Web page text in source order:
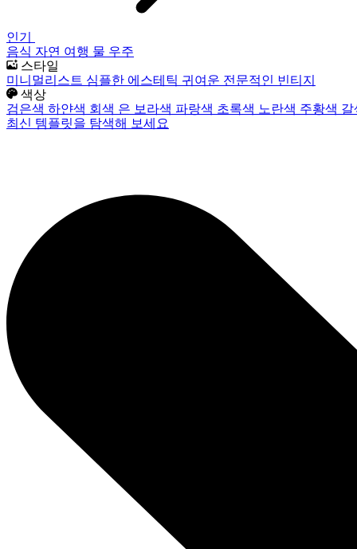
인기
음식 자연 여행 물 우주
스타일
미니멀리스트 심플한 에스테틱 귀여운 전문적인 빈티지
색상
검은색 하얀색 회색 은 보라색 파랑색 초록색 노란색 주황색
최신 템플릿을 탐색해 보세요